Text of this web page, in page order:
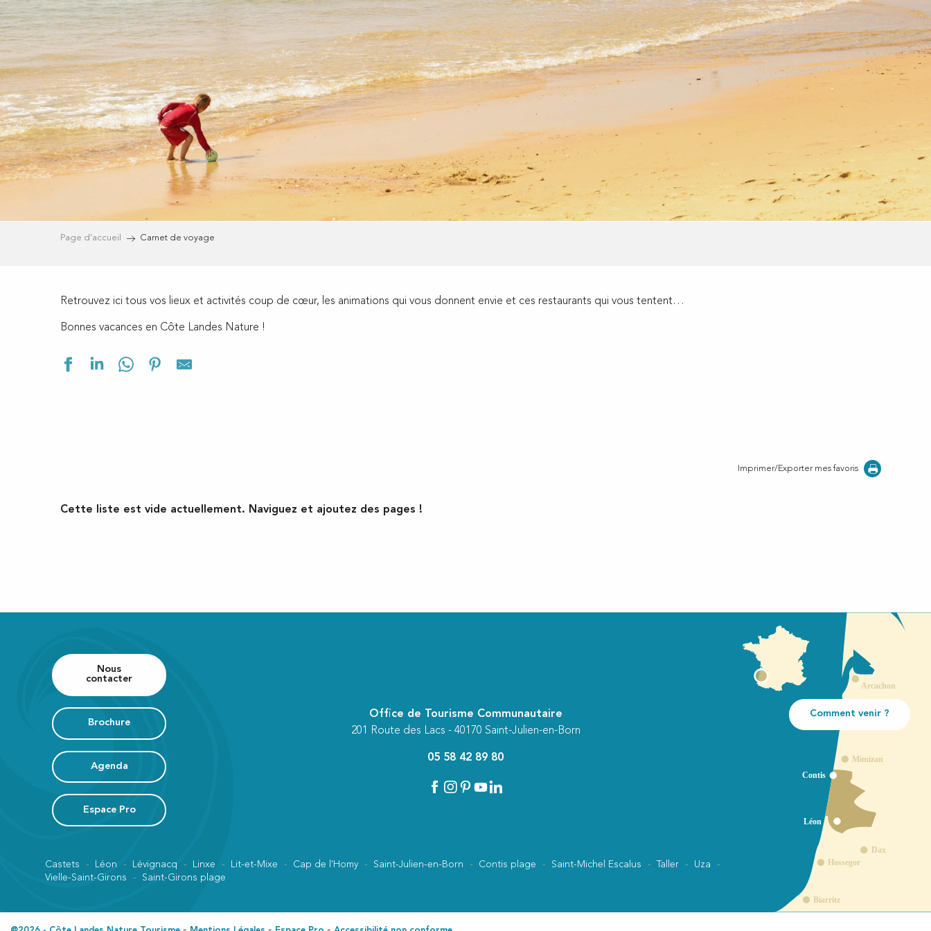
Page d’accueil Carnet de voyage
Retrouvez ici tous vos lieux et activités coup de cœur, les animations qui vous donnent envie et ces restaurants qui vous tentent…
Bonnes vacances en Côte Landes Nature !
Imprimer/Exporter mes favoris
Cette liste est vide actuellement. Naviguez et ajoutez des pages !
Nous
contacter
Brochure
Agenda
Espace Pro
Office de Tourisme Communautaire
201 Route des Lacs - 40170 Saint-Julien-en-Born
05 58 42 89 80
Comment venir ?
Castets Léon Lévignacq Linxe Lit-et-Mixe Cap de l'Homy Saint-Julien-en-Born Contis plage Saint-Michel Escalus Taller
Uza
Vielle-Saint-Girons
Saint-Girons plage